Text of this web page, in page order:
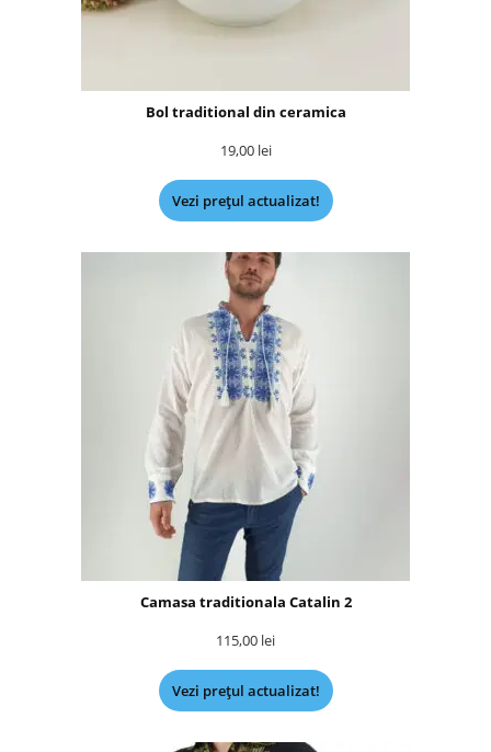
Bol traditional din ceramica
19,00 lei
Vezi prețul actualizat!
Camasa traditionala Catalin 2
115,00 lei
Vezi prețul actualizat!